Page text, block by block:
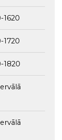
1620
1720
1820